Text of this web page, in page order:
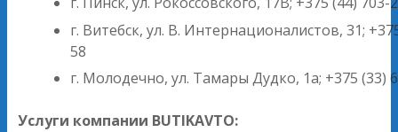
г. Витебск, ул. В. Интернационалистов, 31;
58
г. Молодечно, ул. Тамары Дудко, 1а; +375 (33)
Услуги компании BUTIKAVTO: